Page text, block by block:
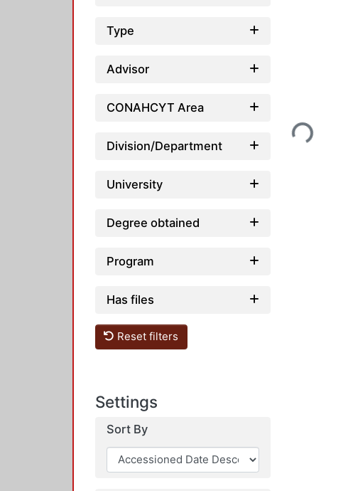
Type
Advisor
CONAHCYT Area
Division/Department
University
Degree obtained
Program
Has files
Reset filters
Settings
Sort By
Loading...